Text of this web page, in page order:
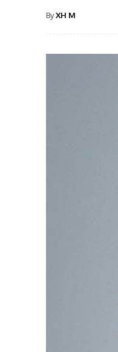
ByXH M